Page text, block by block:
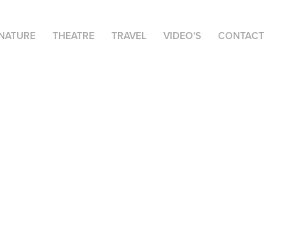
THEATRE TRAVEL VIDEO'S CONTACT